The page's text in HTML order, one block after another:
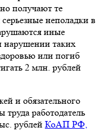
получают те
неполадки в
иные
нарушении таких
или погиб
2 млн. рублей
и обязательного
труда работодатель
рублей КоАП РФ,